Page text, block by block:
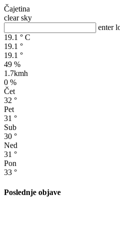
Čajetina
clear sky
enter
19.1 ° C
19.1 °
19.1 °
49 %
1.7kmh
0 %
Čet
32 °
Pet
31 °
Sub
30 °
Ned
31 °
Pon
33 °
Poslednje objave